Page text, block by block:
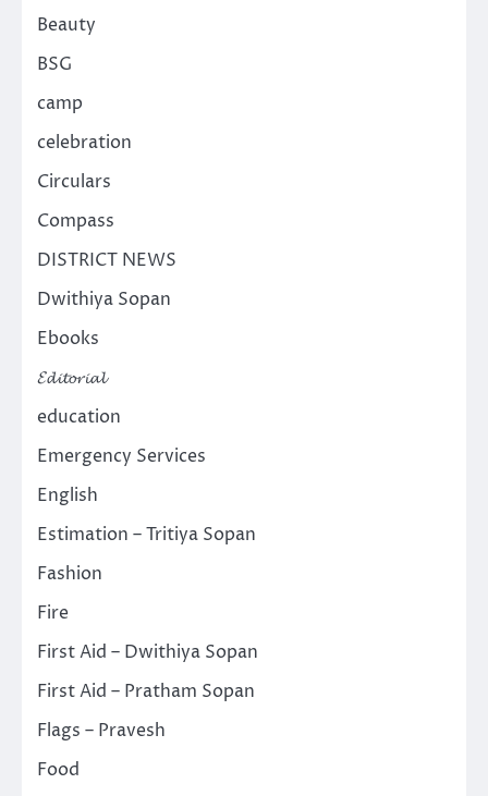
Beauty
BSG
camp
celebration
Circulars
Compass
DISTRICT NEWS
Dwithiya Sopan
Ebooks
𝓔𝓭𝓲𝓽𝓸𝓻𝓲𝓪𝓵
education
Emergency Services
English
Estimation – Tritiya Sopan
Fashion
Fire
First Aid – Dwithiya Sopan
First Aid – Pratham Sopan
Flags – Pravesh
Food